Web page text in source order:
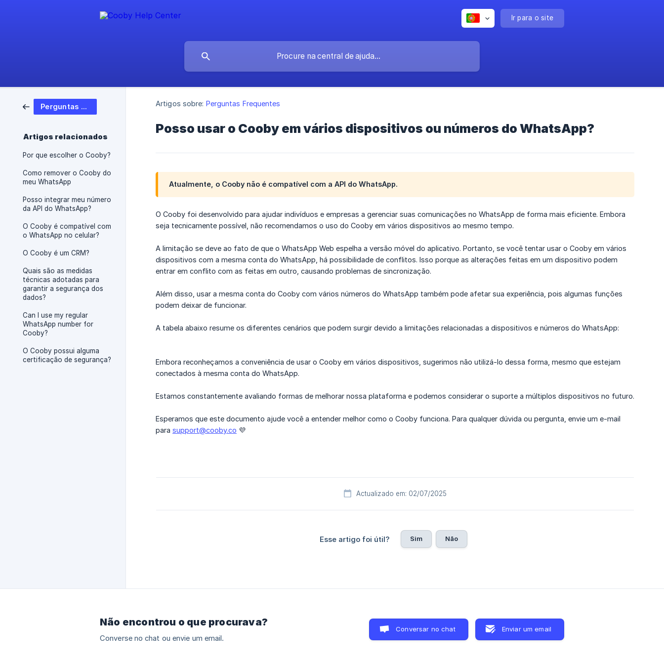
Ir para o site
Perguntas Frequentes
Artigos relacionados
Por que escolher o Cooby?
Como remover o Cooby do
meu WhatsApp
Posso integrar meu número
da API do WhatsApp?
O Cooby é compatível com
o WhatsApp no celular?
O Cooby é um CRM?
Quais são as medidas
técnicas adotadas para
garantir a segurança dos
dados?
Can I use my regular
WhatsApp number for
Cooby?
O Cooby possui alguma
certificação de segurança?
Artigos sobre: Perguntas Frequentes
Posso usar o Cooby em vários dispositivos ou números do WhatsApp?
Atualmente, o Cooby não é compatível com a API do WhatsApp.
O Cooby foi desenvolvido para ajudar indivíduos e empresas a gerenciar suas comunicações no WhatsApp de forma mais eficiente. Embora
seja tecnicamente possível, não recomendamos o uso do Cooby em vários dispositivos ao mesmo tempo.
A limitação se deve ao fato de que o WhatsApp Web espelha a versão móvel do aplicativo. Portanto, se você tentar usar o Cooby em vários
dispositivos com a mesma conta do WhatsApp, há possibilidade de conflitos. Isso porque as alterações feitas em um dispositivo podem
entrar em conflito com as feitas em outro, causando problemas de sincronização.
Além disso, usar a mesma conta do Cooby com vários números do WhatsApp também pode afetar sua experiência, pois algumas funções
podem deixar de funcionar.
A tabela abaixo resume os diferentes cenários que podem surgir devido a limitações relacionadas a dispositivos e números do WhatsApp:
Embora reconheçamos a conveniência de usar o Cooby em vários dispositivos, sugerimos não utilizá-lo dessa forma, mesmo que estejam
conectados à mesma conta do WhatsApp.
Estamos constantemente avaliando formas de melhorar nossa plataforma e podemos considerar o suporte a múltiplos dispositivos no futuro.
Esperamos que este documento ajude você a entender melhor como o Cooby funciona. Para qualquer dúvida ou pergunta, envie um e-mail
para support@cooby.co 💜
Actualizado em: 02/07/2025
Esse artigo foi útil? Sim Não
Não encontrou o que procurava?
Converse no chat ou envie um email.
Conversar no chat Enviar um email